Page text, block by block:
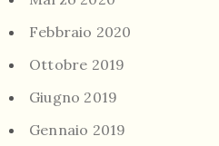
Febbraio 2020
Ottobre 2019
Giugno 2019
Gennaio 2019